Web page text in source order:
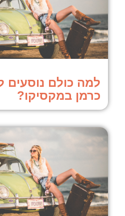
למה כולם נוסעים
כרמן במקסיקו?